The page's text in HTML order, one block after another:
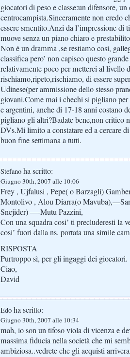
giocatori di peso e classe:un difensore, un
centrocampista.Sinceramente non credo
essere smentito.Anzi da l’impressione di
muove senza un piano chiaro e
Non é un dramma ,se restiamo cosi,
classifica pero’ non capisco questo
relativamente poco per metterci al livello
rischiamo,ripeto,rischiamo, di essere
Udinese(per ammissione dello stesso
giovani.Come mai i chechi si pigliano
e argentini, anche di 17-18 anni costano
pigliano gli altri?Badate bene,non critico
DVs.Mi limito a constatare ed a cercare
buon fine settimana a tutti.
Stefano ha scritto:
Giugno 30th, 2007 alle 10:06
Frey , Ujfalusi , Pepe( o Barzagli)
Montolivo , Alou Diarra(o
Snejider) —-Mutu Pazzini,
Con una squadra cosi’ ti precluderesti la
cosi’ fuori dalla ns. portata una simile
RISPOSTA
Purtroppo sì, per gli ingaggi dei giocatori.
Ciao,
David
Edo ha scritto:
Giugno 30th, 2007 alle 10:34
mah, io son un tifoso viola di vicenza e
massima fiducia nella società che mi
ambiziosa..vedrete che gli acquisti